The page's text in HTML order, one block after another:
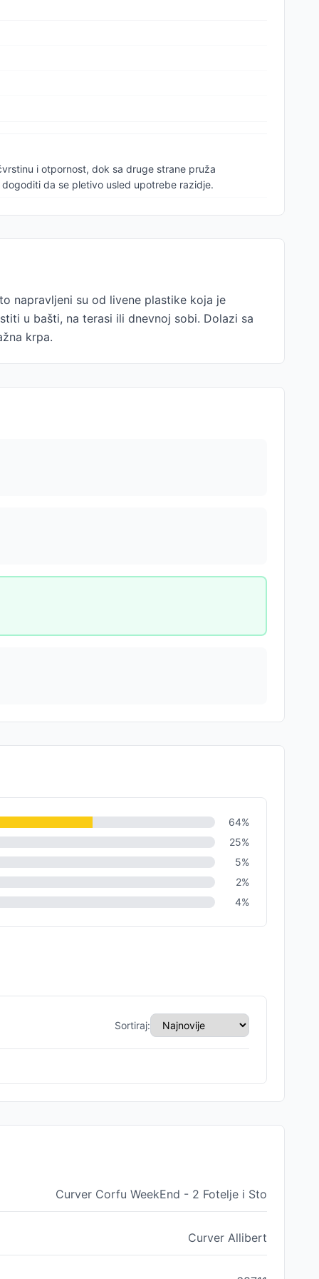
i otpornost, dok sa druge strane pruža
da se pletivo usled upotrebe razidje.
napravljeni su od livene plastike koja je
u bašti, na terasi ili dnevnoj sobi. Dolazi sa
krpa.
64%
25%
5%
2%
4%
Sortiraj:
Curver Corfu WeekEnd - 2 Fotelje i Sto
Curver Allibert